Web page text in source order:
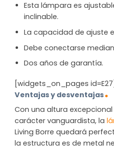
Esta lámpara es
inclinable.
La capacidad de ajuste
Debe conectarse
Dos años de garantía.
[widgets_on_pages id=E27]
Ventajas y desventajas
Con una altura
carácter vanguardista, la
Living Borre quedará
la estructura es de metal